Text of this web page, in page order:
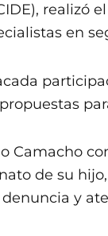
realizó
en
Camacho
de su
y